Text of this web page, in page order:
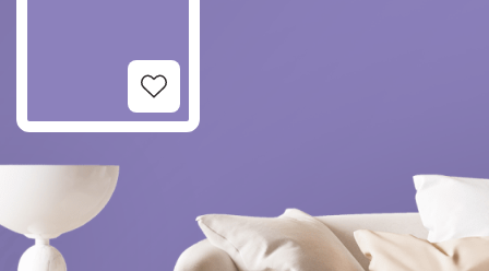
Add to Wishlist